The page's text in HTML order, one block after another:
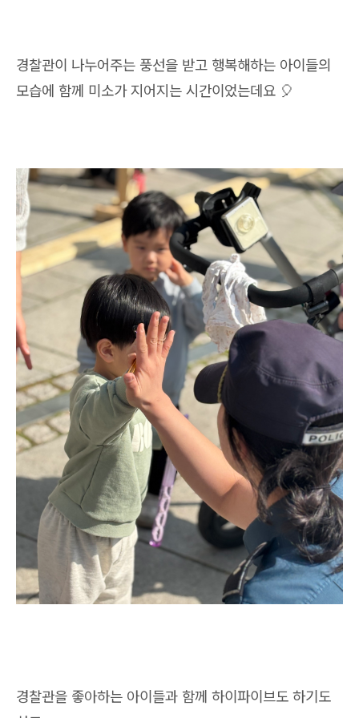
경찰관이 나누어주는 풍선을 받고 행복해하는 아이들의
모습에 함께 미소가 지어지는 시간이었는데요 🎈
경찰관을 좋아하는 아이들과 함께 하이파이브도 하기도